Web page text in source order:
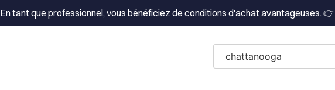
En tant que professionnel, vous bénéficiez de conditions d'achat avantageuses. 👉